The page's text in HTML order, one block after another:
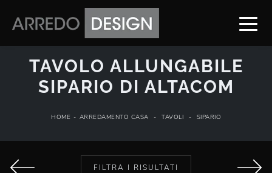
TAVOLO ALLUNGABILE
SIPARIO DI ALTACOM
HOME - ARREDAMENTO CASA - TAVOLI - SIPARIO
FILTRA I RISULTATI